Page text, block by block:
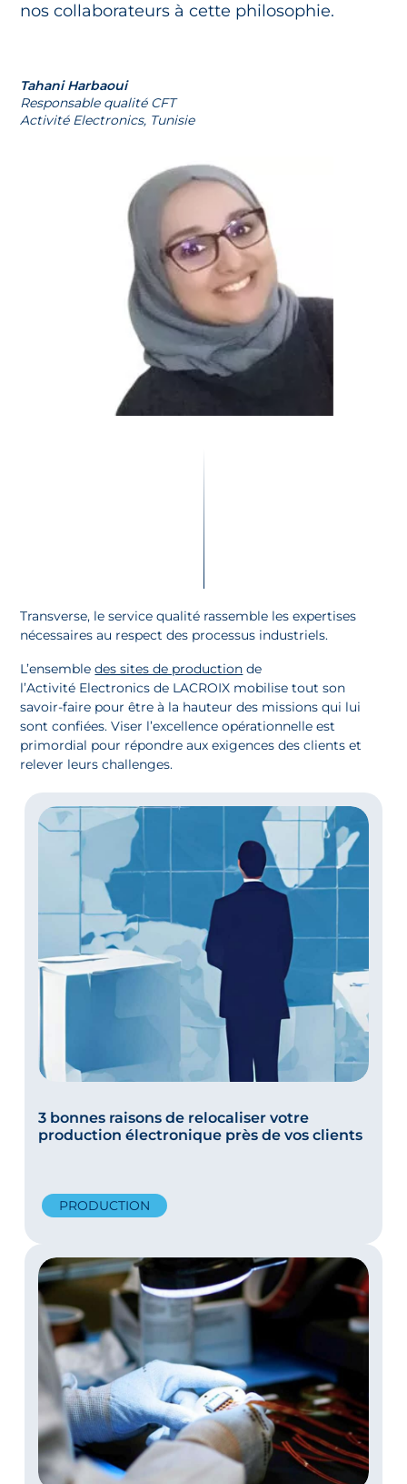
nos collaborateurs à cette philosophie.
Tahani Harbaoui
Responsable qualité CFT
Activité Electronics, Tunisie
Transverse, le service qualité rassemble les expertises
nécessaires au respect des processus industriels.
L’ensembledes sites de production de
l’Activité Electronics de LACROIX mobilise tout son
savoir-faire pour être à la hauteur des missions qui lui
sont confiées. Viser l’excellence opérationnelle est
primordial pour répondre aux exigences des clients et
relever leurs challenges.
3 bonnes raisons de relocaliser votre
production électronique près de vos clients
PRODUCTION